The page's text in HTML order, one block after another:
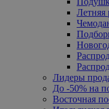
Летняя
Лидеры
До -50% на
Восточная